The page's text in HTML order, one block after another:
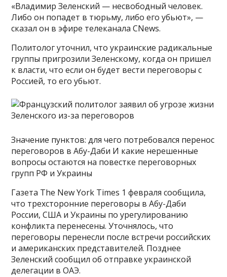
«Владимир Зеленский — несвободный человек.
Либо он попадет в тюрьму, либо его убьют», —
сказал он в эфире телеканала CNews.
Политолог уточнил, что украинские радикальные
группы пригрозили Зеленскому, когда он пришел
к власти, что если он будет вести переговоры с
Россией, то его убьют.
Значение пунктов: для чего потребовался перенос
переговоров в Абу-Даби И какие нерешенные
вопросы остаются на повестке переговорных
групп РФ и Украины
Газета The New York Times 1 февраля сообщила,
что трехсторонние переговоры в Абу-Даби
России, США и Украины по урегулированию
конфликта перенесены. Уточнялось, что
переговоры перенесли после встречи российских
и американских представителей. Позднее
Зеленский сообщил об отправке украинской
делегации в ОАЭ.